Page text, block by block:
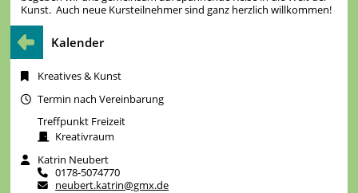
Kunst. Auch neue Kursteilnehmer sind ganz herzlich willkommen!
Kalender
Kreatives & Kunst
Termin nach Vereinbarung
Treffpunkt Freizeit
Kreativraum
Katrin Neubert
0178-5074770
neubert.katrin@gmx.de